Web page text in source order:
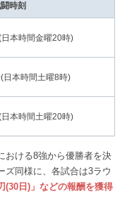
時刻
本時間金曜20時)
日本時間土曜8時)
本時間土曜20時)
おける8強から優勝者を決
ズ同様に、各試合は3ラウ
(30日)」などの報酬を獲得